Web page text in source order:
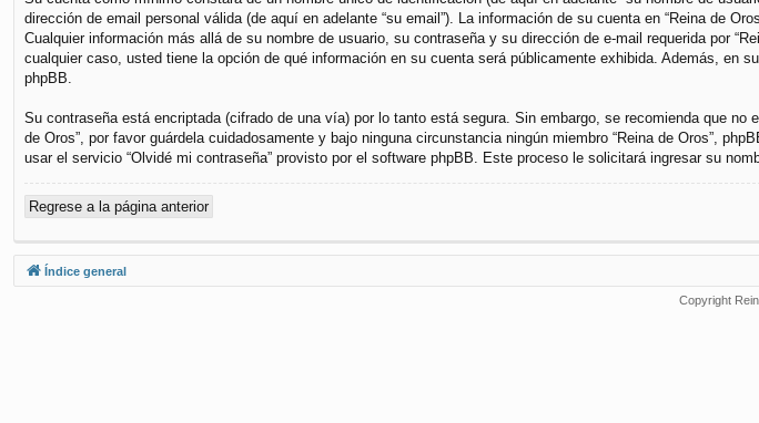
dirección de email personal válida (de aquí en adelante “su email”). La información de su cuenta en “Reina de
Cualquier información más allá de su nombre de usuario, su contraseña y su dirección de e-mail requerida por
cualquier caso, usted tiene la opción de qué información en su cuenta será públicamente exhibida. Además,
phpBB.
Su contraseña está encriptada (cifrado de una vía) por lo tanto está segura. Sin embargo, se recomienda que
de Oros”, por favor guárdela cuidadosamente y bajo ninguna circunstancia ningún miembro “Reina de Oros”,
usar el servicio “Olvidé mi contraseña” provisto por el software phpBB. Este proceso le solicitará ingresar su
Regrese a la página anterior
Índice general
Copyright